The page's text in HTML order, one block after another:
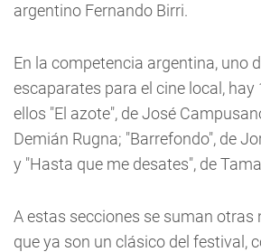
argentino Fernando Birri.
En la competencia argentina, uno
escaparates para el cine local, hay
ellos "El azote", de José
Demián Rugna; "Barrefondo", de
y "Hasta que me desates", de
A estas secciones se suman otras
que ya son un clásico del festival,